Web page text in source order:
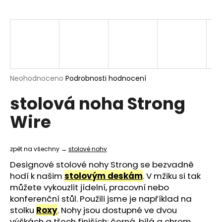
Průměrné
produktu
je
0,0
z
hvězdiček.
Neohodnoceno Podrobnosti hodnocení
stolová noha Strong
Wire
zpět na všechny → stolové nohy
Designové stolové nohy Strong se bezvadně
hodí k našim stolovým deskám. V mžiku si tak
můžete vykouzlit jídelní, pracovní nebo
konferenční stůl. Použili jsme je například na
stolku Roxy. Nohy jsou dostupné ve dvou
j
?
o
p
o
r
u